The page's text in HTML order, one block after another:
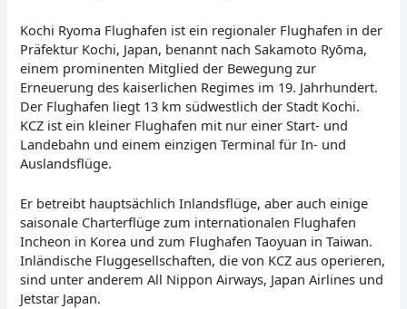
Kochi Ryoma Flughafen ist ein regionaler Flughafen in der
Präfektur Kochi, Japan, benannt nach Sakamoto Ryōma,
einem prominenten Mitglied der Bewegung zur
Erneuerung des kaiserlichen Regimes im 19. Jahrhundert.
Der Flughafen liegt 13 km südwestlich der Stadt Kochi.
KCZ ist ein kleiner Flughafen mit nur einer Start- und
Landebahn und einem einzigen Terminal für In- und
Auslandsflüge.
Er betreibt hauptsächlich Inlandsflüge, aber auch einige
saisonale Charterflüge zum internationalen Flughafen
Incheon in Korea und zum Flughafen Taoyuan in Taiwan.
Inländische Fluggesellschaften, die von KCZ aus operieren,
sind unter anderem All Nippon Airways, Japan Airlines und
Jetstar Japan.